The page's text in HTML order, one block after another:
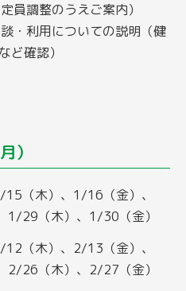
員調整のうえご案内）
・利用についての説明（健
ど確認）
）
（木）、1/16（金）、
29（木）、1/30（金）
（木）、2/13（金）、
26（木）、2/27（金）